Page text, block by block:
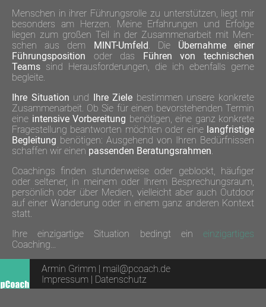
Men­schen in ihrer Füh­rungs­rolle zu unter­stützen, liegt mir
beson­ders am Herzen. Meine Erfah­rungen und Erfolge
liegen zum großen Teil in der Zu­sammen­arbeit mit Men­
schen aus dem MINT-Umfeld. Die Über­nahme einer
Führungs­position oder das Führen von tech­nischen
Teams sind Her­aus­forder­ungen, die ich ebenfalls gerne
begleite.
Ihre Situa­tion und Ihre Ziele be­stim­men unsere kon­krete
Zu­sam­men­arbeit. Ob Sie für einen be­vorste­henden Termin
eine intensive Vor­berei­tung benö­tigen, eine ganz kon­krete
Frage­stellung be­antwor­ten möch­ten oder eine lang­fristige
Be­gleitung be­nötigen: Aus­gehend von Ihren Be­dürfnis­sen
schaffen wir einen pas­sen­den Be­ratungs­rahmen.
Coachings finden stunden­weise oder geblockt, häufiger
oder seltener, in meinem oder Ihrem Be­sprech­ungs­raum,
persön­lich oder über Medien, vielleicht aber auch Out­door
auf einer Wan­der­ung oder in einem ganz anderen Kon­text
statt.
Ihre einzig­artige Situa­tion bedingt ein ein­zig­artiges
Coaching…
Armin Grimm | mail@pcoach.de
Impressum | Datenschutz